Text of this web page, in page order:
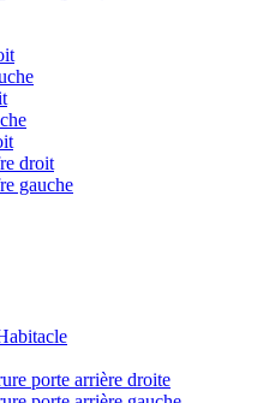
droit
gauche
porte arrière droite